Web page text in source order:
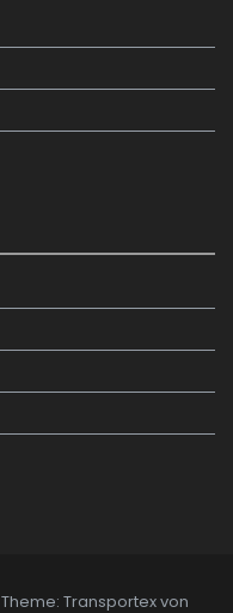
Theme: Transportex von